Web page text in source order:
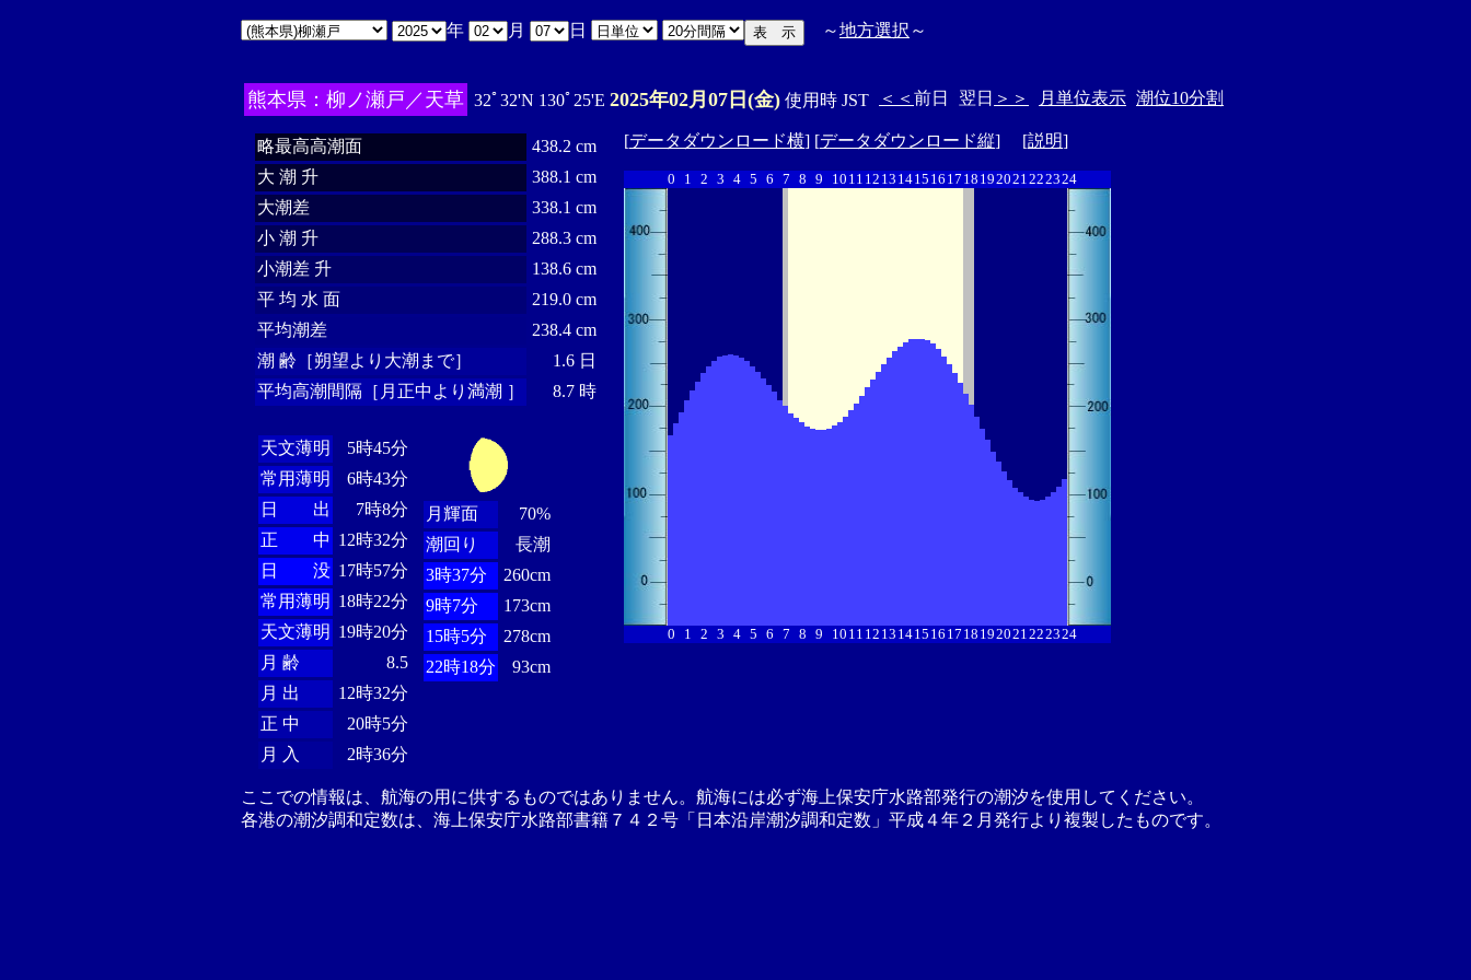
年 月 日 ～地方選択 ～
熊本県：柳ノ瀬戸／天草 32ﾟ32'N 130ﾟ25'E 2025年02月07日(金) 使用時 JST ＜＜ 前日 翌日 ＞＞ 月単位表示 潮位10分割
略最高高潮面
438.2 cm
大 潮 升
388.1 cm
大潮差
338.1 cm
小 潮 升
288.3 cm
小潮差 升
138.6 cm
平 均 水 面
219.0 cm
平均潮差
238.4 cm
潮 齢［朔望より大潮まで］
1.6 日
平均高潮間隔［月正中より満潮 ］
8.7 時
天文薄明
5時45分
常用薄明
6時43分
日 出
7時8分
正 中 12時32分
日 没 17時57分
常用薄明 18時22分
天文薄明 19時20分
月 齢
8.5
月 出
12時32分
正 中
20時5分
月 入
2時36分
月輝面
70%
潮回り
長潮
3時37分
260cm
9時7分
173cm
15時5分
278cm
22時18分
93cm
[データダウンロード横] [データダウンロード縦] [説明]
0 1 2 3 4 5 6 7 8 9 10 11 12 13 1415 16 17 18 192021222324
0 1 2 3 4 5 6 7 8 9 10 11 12 13 1415 16 17 18 192021222324
ここでの情報は、航海の用に供するものではありません。航海には必ず海上保安庁水路部発行の潮汐を使用してください。
各港の潮汐調和定数は、海上保安庁水路部書籍７４２号「日本沿岸潮汐調和定数」平成４年２月発行より複製したものです。